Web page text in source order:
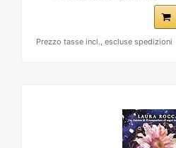
Prezzo tasse incl., escluse spedizioni